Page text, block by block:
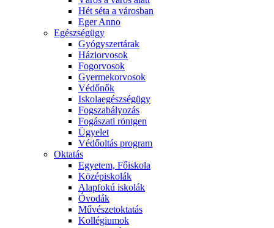
Hét séta a városban
Eger Anno
Egészségügy
Gyógyszertárak
Háziorvosok
Fogorvosok
Gyermekorvosok
Védőnők
Iskolaegészségügy
Fogszabályozás
Fogászati röntgen
Ügyelet
Védőoltás program
Oktatás
Egyetem, Főiskola
Középiskolák
Alapfokú iskolák
Óvodák
Művészetoktatás
Kollégiumok